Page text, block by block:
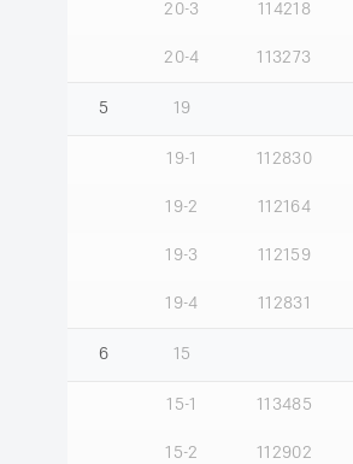
20-3 114218
20-4 113273
5 19
19-1 112830
19-2 112164
19-3 112159
19-4 112831
6 15
15-1 113485
15-2 112902